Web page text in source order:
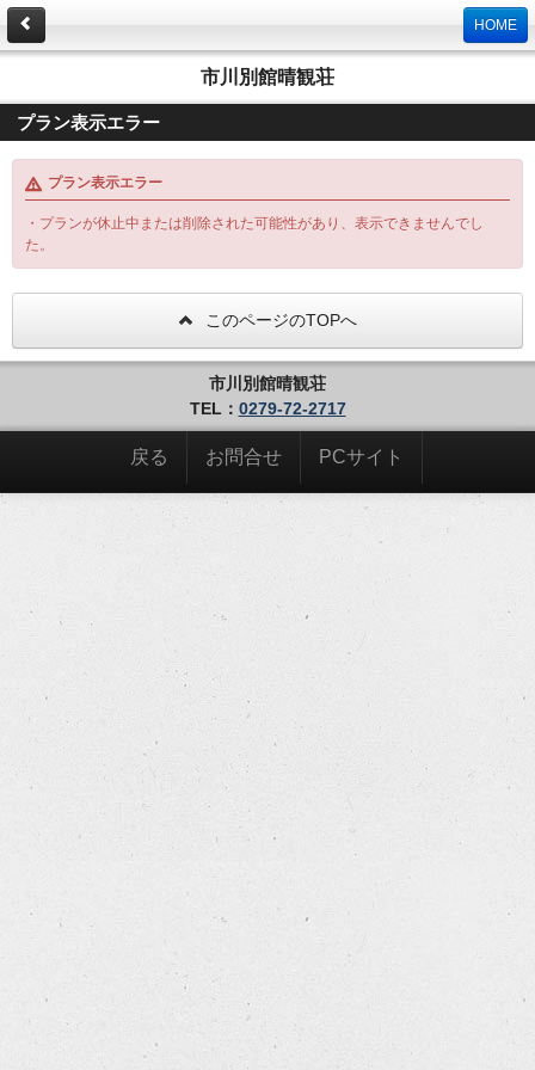
HOME
市川別館晴観荘
プラン表示エラー
プラン表示エラー
・プランが休止中または削除された可能性があり、表示できませんでし
た。
このページのTOPへ
市川別館晴観荘
TEL： 0279-72-2717
戻る お問合せ PCサイト